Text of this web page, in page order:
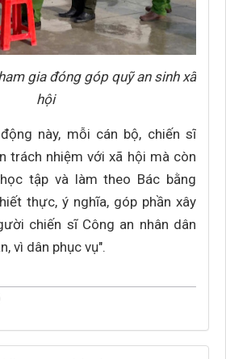
gia đóng góp quỹ an sinh xã
hội
này, mỗi cán bộ, chiến sĩ
trách nhiệm với xã hội mà còn
tập và làm theo Bác bằng
thực, ý nghĩa, góp phần xây
chiến sĩ Công an nhân dân
vì dân phục vụ".